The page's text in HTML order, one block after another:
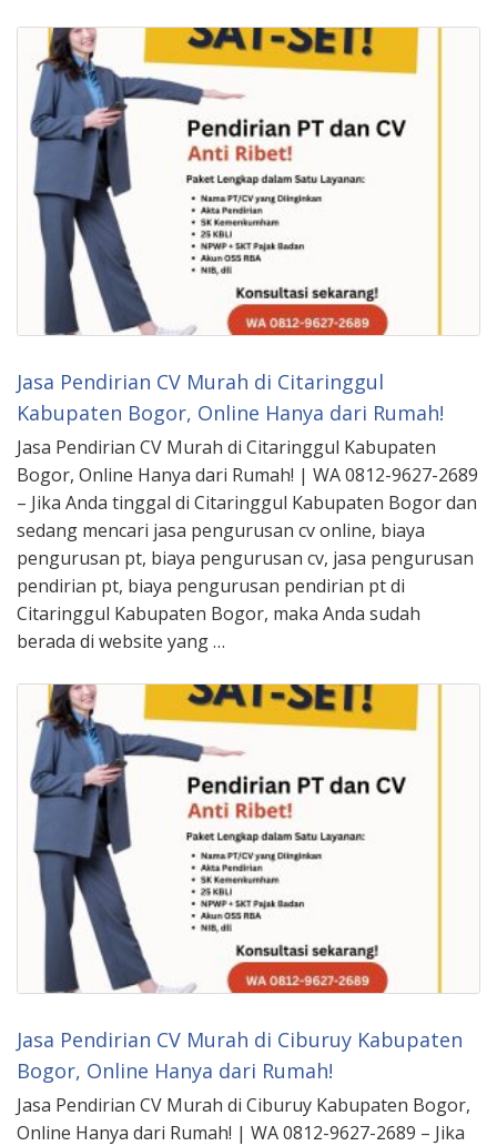
Jasa Pendirian CV Murah di Citaringgul
Kabupaten Bogor, Online Hanya dari Rumah!
Jasa Pendirian CV Murah di Citaringgul Kabupaten
Bogor, Online Hanya dari Rumah! | WA 0812-9627-2689
– Jika Anda tinggal di Citaringgul Kabupaten Bogor dan
sedang mencari jasa pengurusan cv online, biaya
pengurusan pt, biaya pengurusan cv, jasa pengurusan
pendirian pt, biaya pengurusan pendirian pt di
Citaringgul Kabupaten Bogor, maka Anda sudah
berada di website yang …
Jasa Pendirian CV Murah di Ciburuy Kabupaten
Bogor, Online Hanya dari Rumah!
Jasa Pendirian CV Murah di Ciburuy Kabupaten Bogor,
Online Hanya dari Rumah! | WA 0812-9627-2689 – Jika